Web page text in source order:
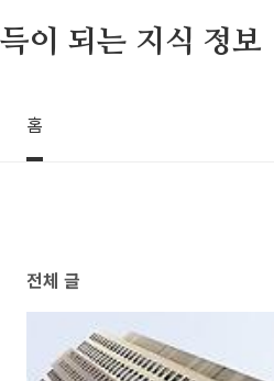
득이 되는 지식 정보
홈
전체 글